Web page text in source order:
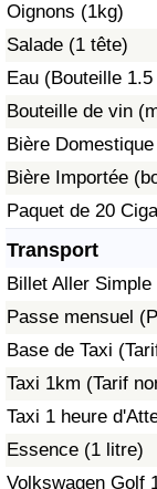
Oignons (1kg)
Salade (1 tête)
Eau (Bouteille
Bouteille de vin
Bière
Bière Importée
Paquet de 20
Transport
Billet Aller
Passe mensuel
Base de Taxi
Taxi 1km (Tarif
Taxi 1 heure
Essence (1 litre)
Volkswagen Golf
Trafic
Indice de Trafic
Indice de Trafic
Indice de Trafic